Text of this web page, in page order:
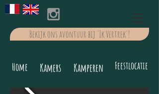
Bekijk ons avontuur bij 'Ik Vertrek'!
Home Kamers Kamperen Feestlocatie